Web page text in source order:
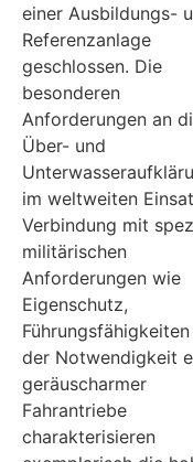
einer Ausbildungs-
Referenzanlage
geschlossen. Die
besonderen
Anforderungen an
Über- und
im weltweiten
Verbindung mit
militärischen
Anforderungen wie
Eigenschutz,
der Notwendigkeit
geräuscharmer
Fahrantriebe
charakterisieren